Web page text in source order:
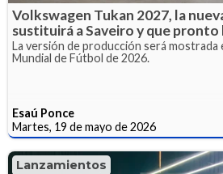
Volkswagen Tukan 2027, la
sustituirá a Saveiro y que
La versión de producción será mostrada
Mundial de Fútbol de 2026.
Esaú Ponce
Martes, 19 de mayo de 2026
Lanzamientos